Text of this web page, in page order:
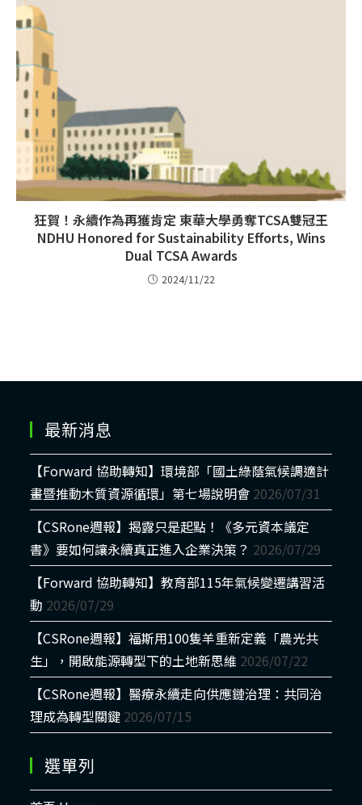
狂賀！永續作為再獲肯定 東華大學勇奪TCSA雙冠王
NDHU Honored for Sustainability Efforts, Wins
Dual TCSA Awards
2024/11/22
最新消息
【Forward 協助轉知】環境部「國土綠蔭氣候調適計
畫暨推動木質資源循環」第七場說明會 2026/07/31
【CSRone週報】揭露只是起點！《多元資本議定
書》要如何讓永續真正進入企業決策？ 2026/07/29
【Forward 協助轉知】教育部115年氣候變遷講習活
動 2026/07/29
【CSRone週報】福斯用100隻羊重新定義「農光共
生」，開啟能源轉型下的土地新思維 2026/07/22
【CSRone週報】醫療永續走向供應鏈治理：共同治
理成為轉型關鍵 2026/07/15
選單列